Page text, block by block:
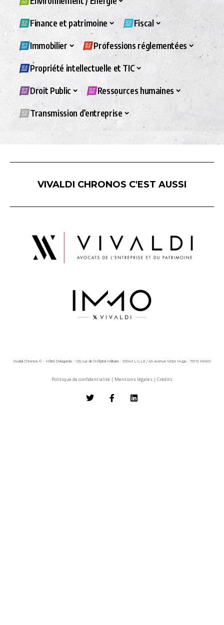
Finance et patrimoine Fiscal
Immobilier Professions réglementées
Propriété intellectuelle et TIC
Droit Public Ressources humaines
Transmission d’entreprise
VIVALDI CHRONOS C'EST AUSSI
Vivaldi Chronos © - Hôtel Delagarde - 120, rue de l'Hôpital Militaire - 59043 LILLE / 45 avenue Victor Hugo - 75116 PARIS
Politique de confidentialité | Mentions légales | Crédits